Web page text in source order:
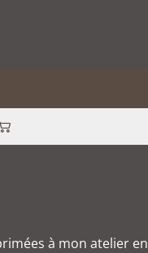
à mon atelier en